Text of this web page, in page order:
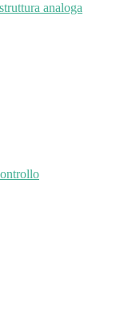
analoga